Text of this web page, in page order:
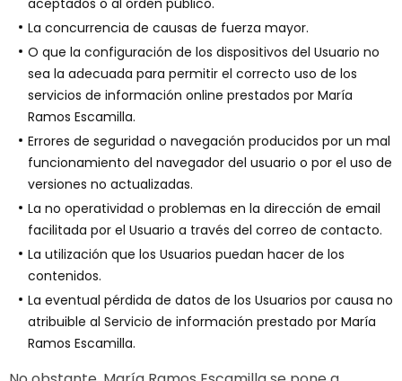
aceptados o al orden público.
La concurrencia de causas de fuerza mayor.
O que la configuración de los dispositivos del Usuario no
sea la adecuada para permitir el correcto uso de los
servicios de información online prestados por María
Ramos Escamilla.
Errores de seguridad o navegación producidos por un mal
funcionamiento del navegador del usuario o por el uso de
versiones no actualizadas.
La no operatividad o problemas en la dirección de email
facilitada por el Usuario a través del correo de contacto.
La utilización que los Usuarios puedan hacer de los
contenidos.
La eventual pérdida de datos de los Usuarios por causa no
atribuible al Servicio de información prestado por María
Ramos Escamilla.